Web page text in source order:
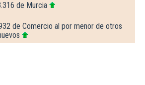
de Murcia
de Comercio al por menor de otros